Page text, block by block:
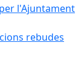
l'Ajuntament
rebudes